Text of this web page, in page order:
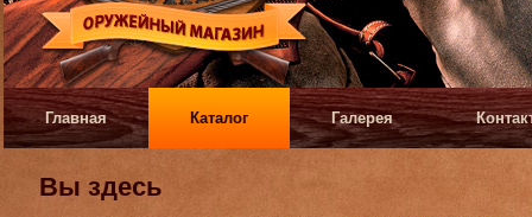
Главная Каталог Галерея
Вы здесь